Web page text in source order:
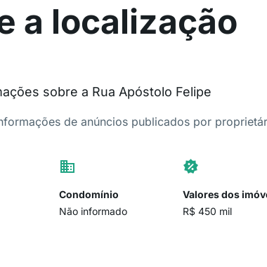
a localização
sobre a Rua Apóstolo Felipe
de anúncios publicados por
Condomínio
Não informado
Valores dos
R$ 450 mil